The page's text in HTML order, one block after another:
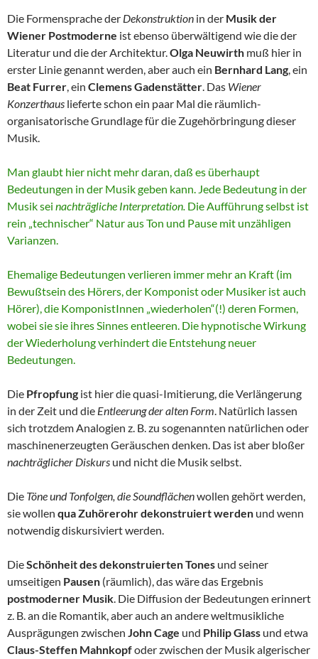
Die Formensprache der Dekonstruktion in der Musik der
Wiener Postmoderne ist ebenso überwältigend wie die der
Literatur und die der Architektur.Olga Neuwirth muß hier in
erster Linie genannt werden, aber auch ein Bernhard Lang, ein
Beat Furrer, ein Clemens Gadenstätter. Das Wiener
Konzerthaus lieferte schon ein paar Mal die räumlich-
organisatorische Grundlage für die Zugehörbringung dieser
Musik.
Man glaubt hier nicht mehr daran, daß es überhaupt
Bedeutungen in der Musik geben kann. Jede Bedeutung in der
Musik sei nachträgliche Interpretation. Die Aufführung selbst ist
rein „technischer“ Natur aus Ton und Pause mit unzähligen
Varianzen.
Ehemalige Bedeutungen verlieren immer mehr an Kraft (im
Bewußtsein des Hörers, der Komponist oder Musiker ist auch
Hörer), die KomponistInnen „wiederholen“(!) deren Formen,
wobei sie sie ihres Sinnes entleeren. Die hypnotische Wirkung
der Wiederholung verhindert die Entstehung neuer
Bedeutungen.
Die Pfropfung ist hier die quasi-Imitierung, die Verlängerung
in der Zeit und die Entleerung der alten Form. Natürlich lassen
sich trotzdem Analogien z. B. zu sogenannten natürlichen oder
maschinenerzeugten Geräuschen denken. Das ist aber bloßer
nachträglicher Diskurs und nicht die Musik selbst.
Die Töne und Tonfolgen, die Soundflächenwollen gehört werden,
sie wollen qua Zuhörerohr dekonstruiert werden und wenn
notwendig diskursiviert werden.
DieSchönheit des dekonstruierten Tones und seiner
umseitigen Pausen (räumlich), das wäre das Ergebnis
postmoderner Musik. Die Diffusion der Bedeutungen erinnert
z. B. an die Romantik, aber auch an andere weltmusikliche
Ausprägungen zwischen John Cage und Philip Glass und etwa
Claus-Steffen Mahnkopfoder zwischen der Musik algerischer